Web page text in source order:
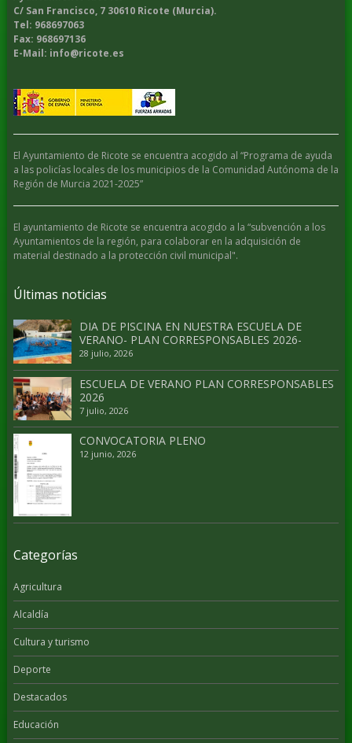
C/ San Francisco, 7 30610 Ricote (Murcia).
Tel: 968697063
Fax: 968697136
E-Mail: info@ricote.es
El Ayuntamiento de Ricote se encuentra acogido al “Programa de ayuda
a las policías locales de los municipios de la Comunidad Autónoma de la
Región de Murcia 2021-2025”
El ayuntamiento de Ricote se encuentra acogido a la “subvención a los
Ayuntamientos de la región, para colaborar en la adquisición de
material destinado a la protección civil municipal".
Últimas noticias
DIA DE PISCINA EN NUESTRA ESCUELA DE
VERANO- PLAN CORRESPONSABLES 2026-
28 julio, 2026
ESCUELA DE VERANO PLAN CORRESPONSABLES
2026
7 julio, 2026
CONVOCATORIA PLENO
12 junio, 2026
Categorías
Agricultura
Alcaldía
Cultura y turismo
Deporte
Destacados
Educación